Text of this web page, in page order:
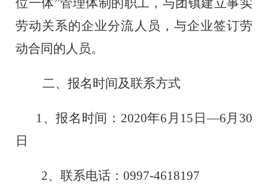
劳动关系的企业分流人员，与企业签订劳
动合同的人员。
二、报名时间及联系方式
1、报名时间：2020年6 月 15 日—6月30
日
2、联系电话：0997-4618197